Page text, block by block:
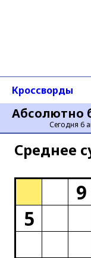
Абсолютно
Сегодня 6
Кроссворды
Среднее
9
5